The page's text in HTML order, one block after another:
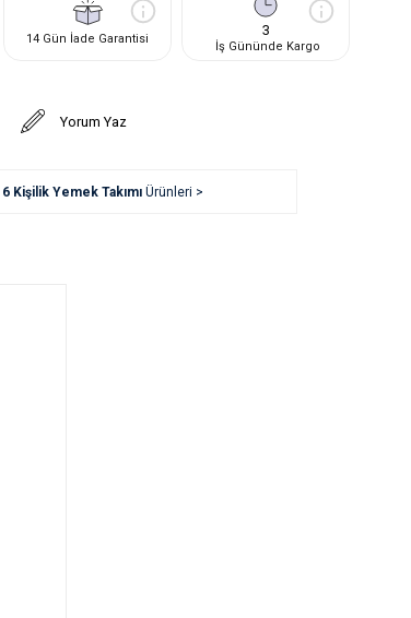
14 Gün İade Garantisi 3
İş Gününde Kargo
Yorum Yaz
6 Kişilik Yemek TakımıÜrünleri >